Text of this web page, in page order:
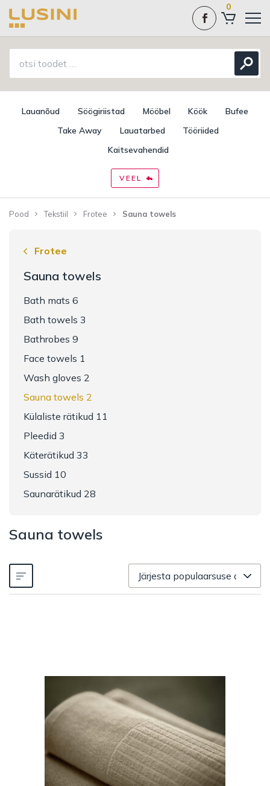
0
Lauanõud Söögiriistad Mööbel Köök
Bufee
Take Away
Lauatarbed
Tööriided
Kaitsevahendid
VEEL
Pood Tekstiil Frotee Sauna towels
Frotee
Sauna towels
Bath mats 6
Bath towels 3
Bathrobes 9
Face towels 1
Wash gloves 2
Sauna towels 2
Külaliste rätikud 11
Pleedid 3
Käterätikud 33
Sussid 10
Saunarätikud 28
Sauna towels